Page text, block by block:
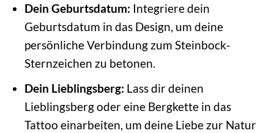
Dein Geburtsdatum: Integriere dein
Geburtsdatum in das Design, um deine
persönliche Verbindung zum Steinbock-
Sternzeichen zu betonen.
Dein Lieblingsberg: Lass dir deinen
Lieblingsberg oder eine Bergkette in das
Tattoo einarbeiten, um deine Liebe zur Natur